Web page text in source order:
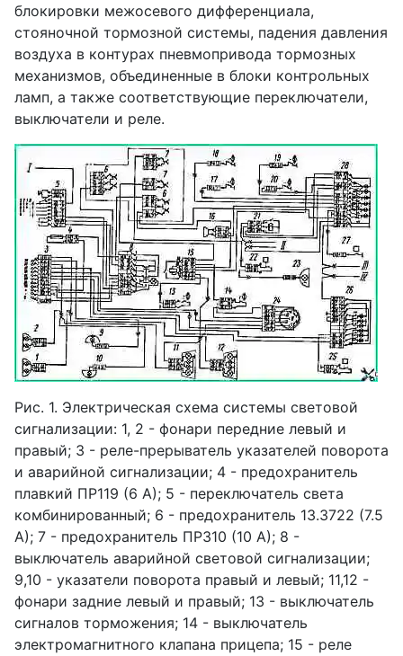
блокировки межосевого дифференциала,
стояночной тормозной системы, падения давления
воздуха в контурах пневмопривода тормозных
механизмов, объединенные в блоки контрольных
ламп, а также соответствующие переключатели,
выключатели и реле.
Рис. 1. Электрическая схема системы световой
сигнализации: 1, 2 - фонари передние левый и
правый; 3 - реле-прерыватель указателей поворота
и аварийной сигнализации; 4 - предохранитель
плавкий ПР119 (6 А); 5 - переключатель света
комбинированный; 6 - предохранитель 13.3722 (7.5
А); 7 - предохранитель ПР310 (10 А); 8 -
выключатель аварийной световой сигнализации;
9,10 - указатели поворота правый и левый; 11,12 -
фонари задние левый и правый; 13 - выключатель
сигналов торможения; 14 - выключатель
электромагнитного клапана прицепа; 15 - реле